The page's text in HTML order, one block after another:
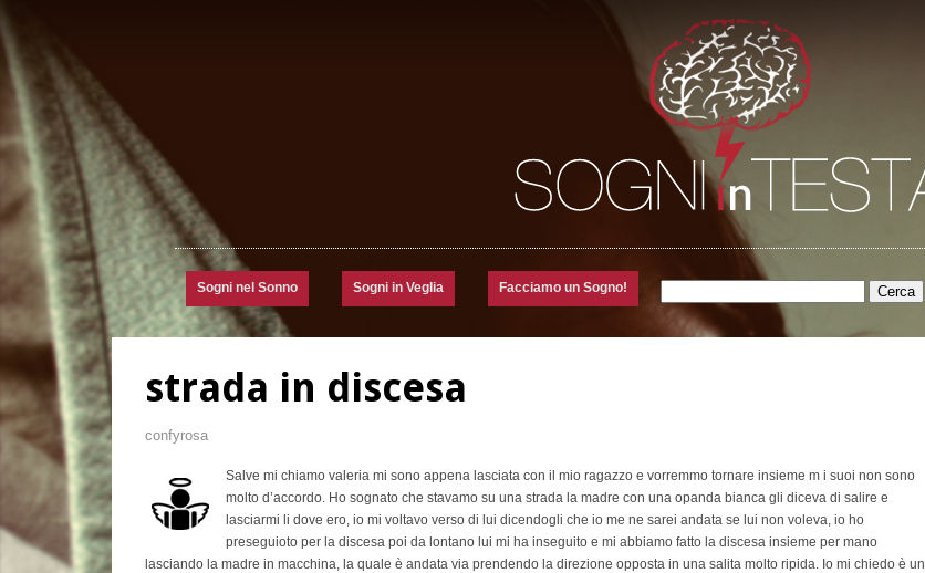
Sogni nel Sonno Sogni in Veglia Facciamo un Sogno!
strada in discesa
confyrosa
Salve mi chiamo valeria mi sono appena lasciata con il mio ragazzo e vorremmo tornare insieme m i suoi non sono
molto d’accordo. Ho sognato che stavamo su una strada la madre con una opanda bianca gli diceva di salire e
lasciarmi li dove ero, io mi voltavo verso di lui dicendogli che io me ne sarei andata se lui non voleva, io ho
preseguioto per la discesa poi da lontano lui mi ha inseguito e mi abbiamo fatto la discesa insieme per mano
lasciando la madre in macchina, la quale è andata via prendendo la direzione opposta in una salita molto ripida. Io mi chiedo è un